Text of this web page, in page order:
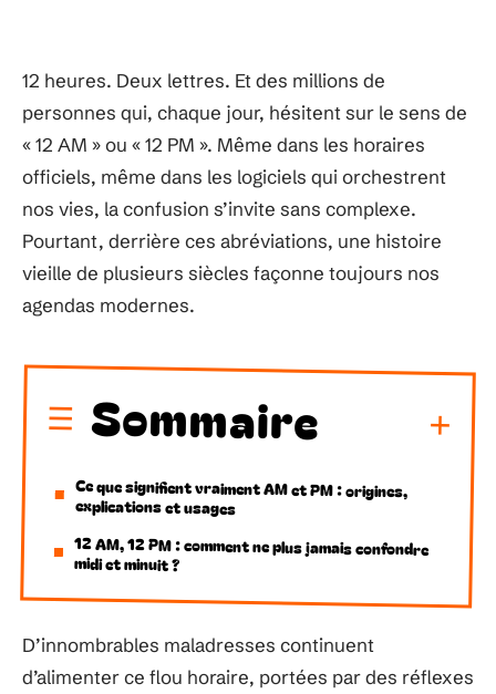
12 heures. Deux lettres. Et des millions de
personnes qui, chaque jour, hésitent sur le sens de
« 12 AM » ou « 12 PM ». Même dans les horaires
officiels, même dans les logiciels qui orchestrent
nos vies, la confusion s’invite sans complexe.
Pourtant, derrière ces abréviations, une histoire
vieille de plusieurs siècles façonne toujours nos
agendas modernes.
Sommaire
Ce que signifient vraiment AM et PM : origines,
explications et usages
12 AM, 12 PM : comment ne plus jamais confondre
midi et minuit ?
D’innombrables maladresses continuent
d’alimenter ce flou horaire, portées par des réflexes